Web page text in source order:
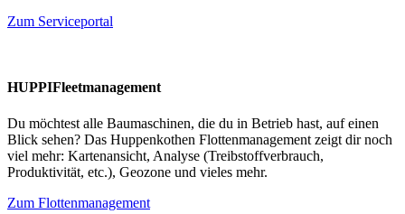
Zum Serviceportal
HUPPIFleetmanagement
Du möchtest alle Baumaschinen, die du in Betrieb hast, auf einen
Blick sehen? Das Huppenkothen Flottenmanagement zeigt dir noch
viel mehr: Kartenansicht, Analyse (Treibstoffverbrauch,
Produktivität, etc.), Geozone und vieles mehr.
Zum Flottenmanagement